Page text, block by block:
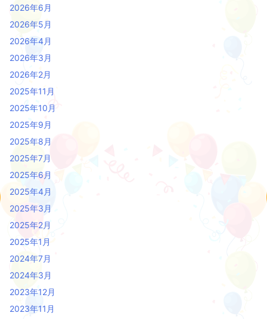
2026年6月
2026年5月
2026年4月
2026年3月
2026年2月
2025年11月
2025年10月
2025年9月
2025年8月
2025年7月
2025年6月
2025年4月
2025年3月
2025年2月
2025年1月
2024年7月
2024年3月
2023年12月
2023年11月